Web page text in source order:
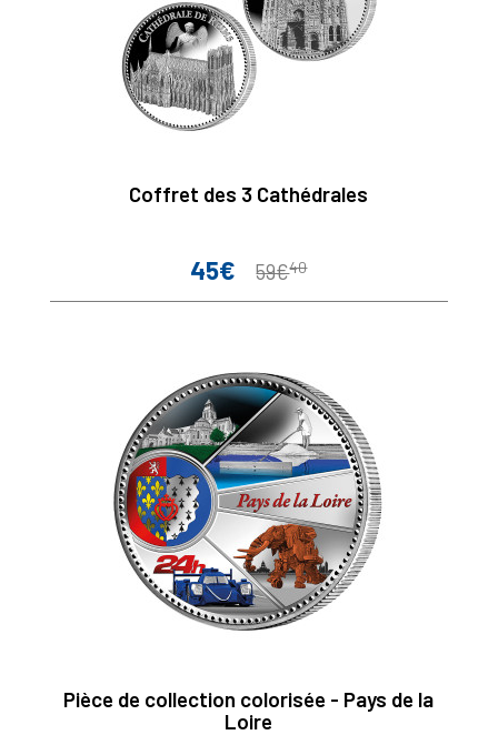
Coffret des 3 Cathédrales
Prix
45€
Prix
59€40
Pièce de collection colorisée - Pays de la
Loire